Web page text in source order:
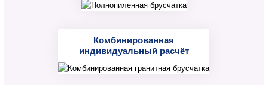
Комбинированная
индивидуальный расчёт